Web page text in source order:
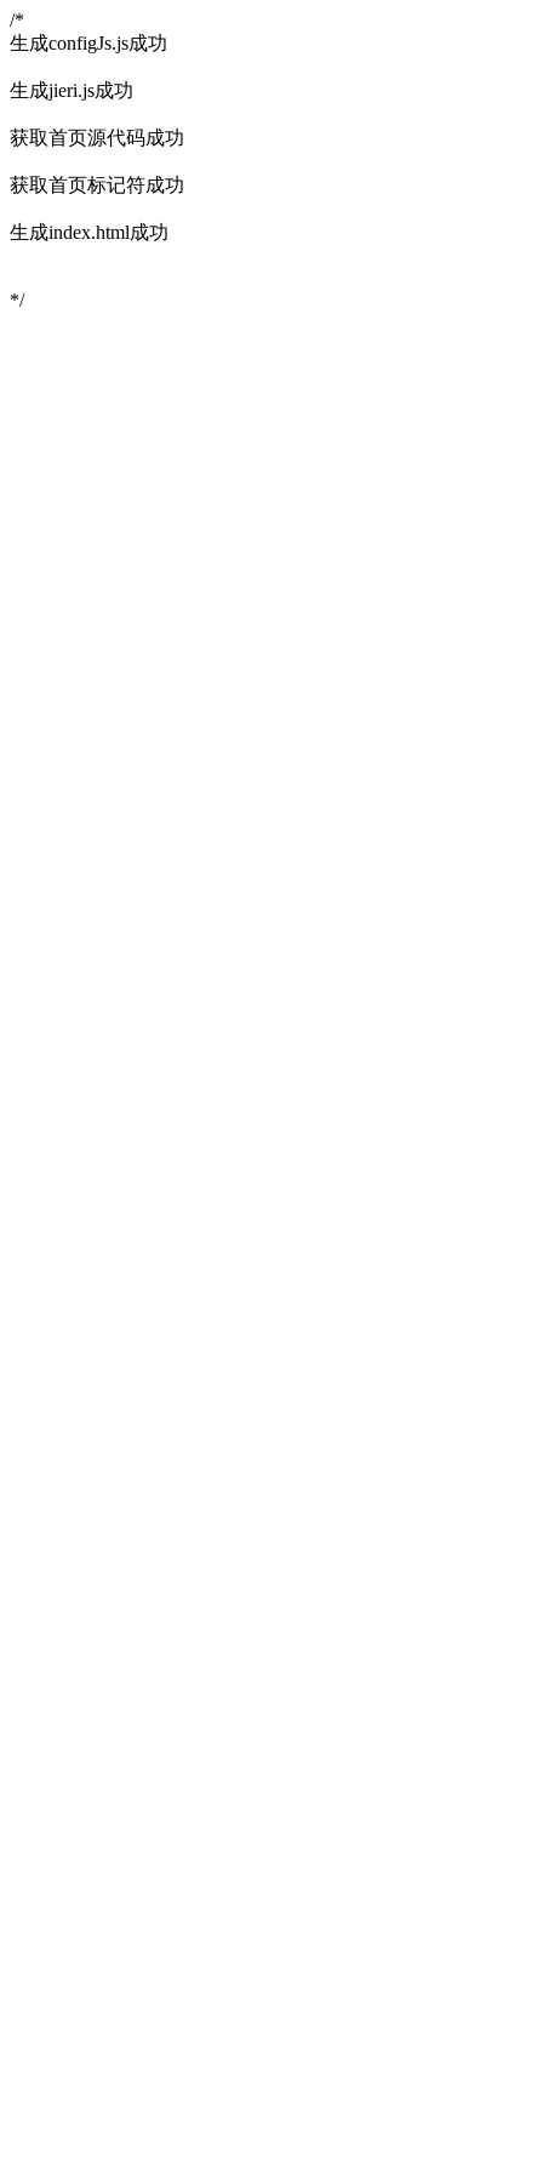
/*
生成configJs.js成功
生成jieri.js成功
获取首页源代码成功
获取首页标记符成功
生成index.html成功
*/